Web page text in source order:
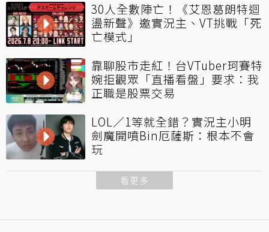
30人全數陣亡！《艾恩葛朗特迴
盪新聲》邀實況主、VT挑戰「死
亡模式」
靠聊股市走紅！台VTuber珂賽特
婉拒觀眾「直播看盤」要求：我
正職是股票交易
LOL／1等就全錯？實況主小明
劍魔開噴Bin厄薩斯：根本不會
玩
看更多